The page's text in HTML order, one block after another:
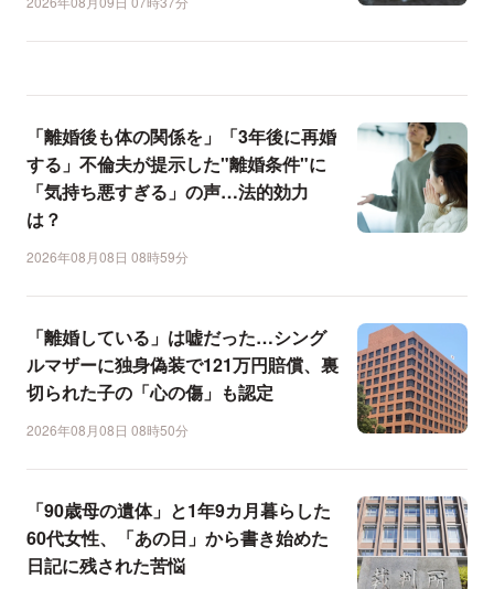
「離婚後も体の関係を」「3年後に再婚
する」不倫夫が提示した"離婚条件"に
「気持ち悪すぎる」の声…法的効力
は？
2026年08月08日 08時59分
「離婚している」は嘘だった…シング
ルマザーに独身偽装で121万円賠償、裏
切られた子の「心の傷」も認定
2026年08月08日 08時50分
「90歳母の遺体」と1年9カ月暮らした
60代女性、「あの日」から書き始めた
日記に残された苦悩